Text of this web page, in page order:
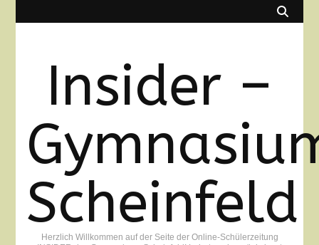
Insider –
Scheinfeld
Herzlich Willkommen auf der Seite der Online-Schülerzeitung